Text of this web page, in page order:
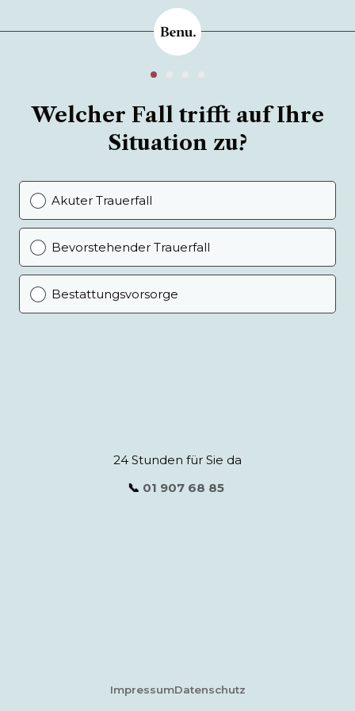
Welcher Fall trifft auf Ihre
Situation zu?
Akuter Trauerfall
Bevorstehender Trauerfall
Bestattungsvorsorge
24 Stunden für Sie da
📞 01 907 68 85
ImpressumDatenschutz